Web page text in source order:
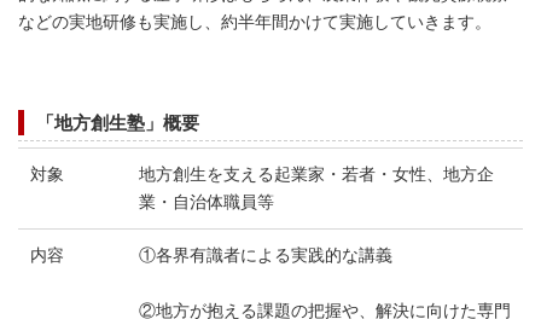
などの実地研修も実施し、約半年間かけて実施していきます。
「地方創生塾」概要
対象
地方創生を支える起業家・若者・女性、地方企
業・自治体職員等
内容 ①各界有識者による実践的な講義
②地方が抱える課題の把握や、解決に向けた専門